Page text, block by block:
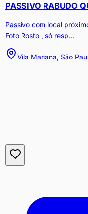
PASSIVO RABUDO
Passivo com local
Foto Rosto , só resp...
Vila Mariana, São